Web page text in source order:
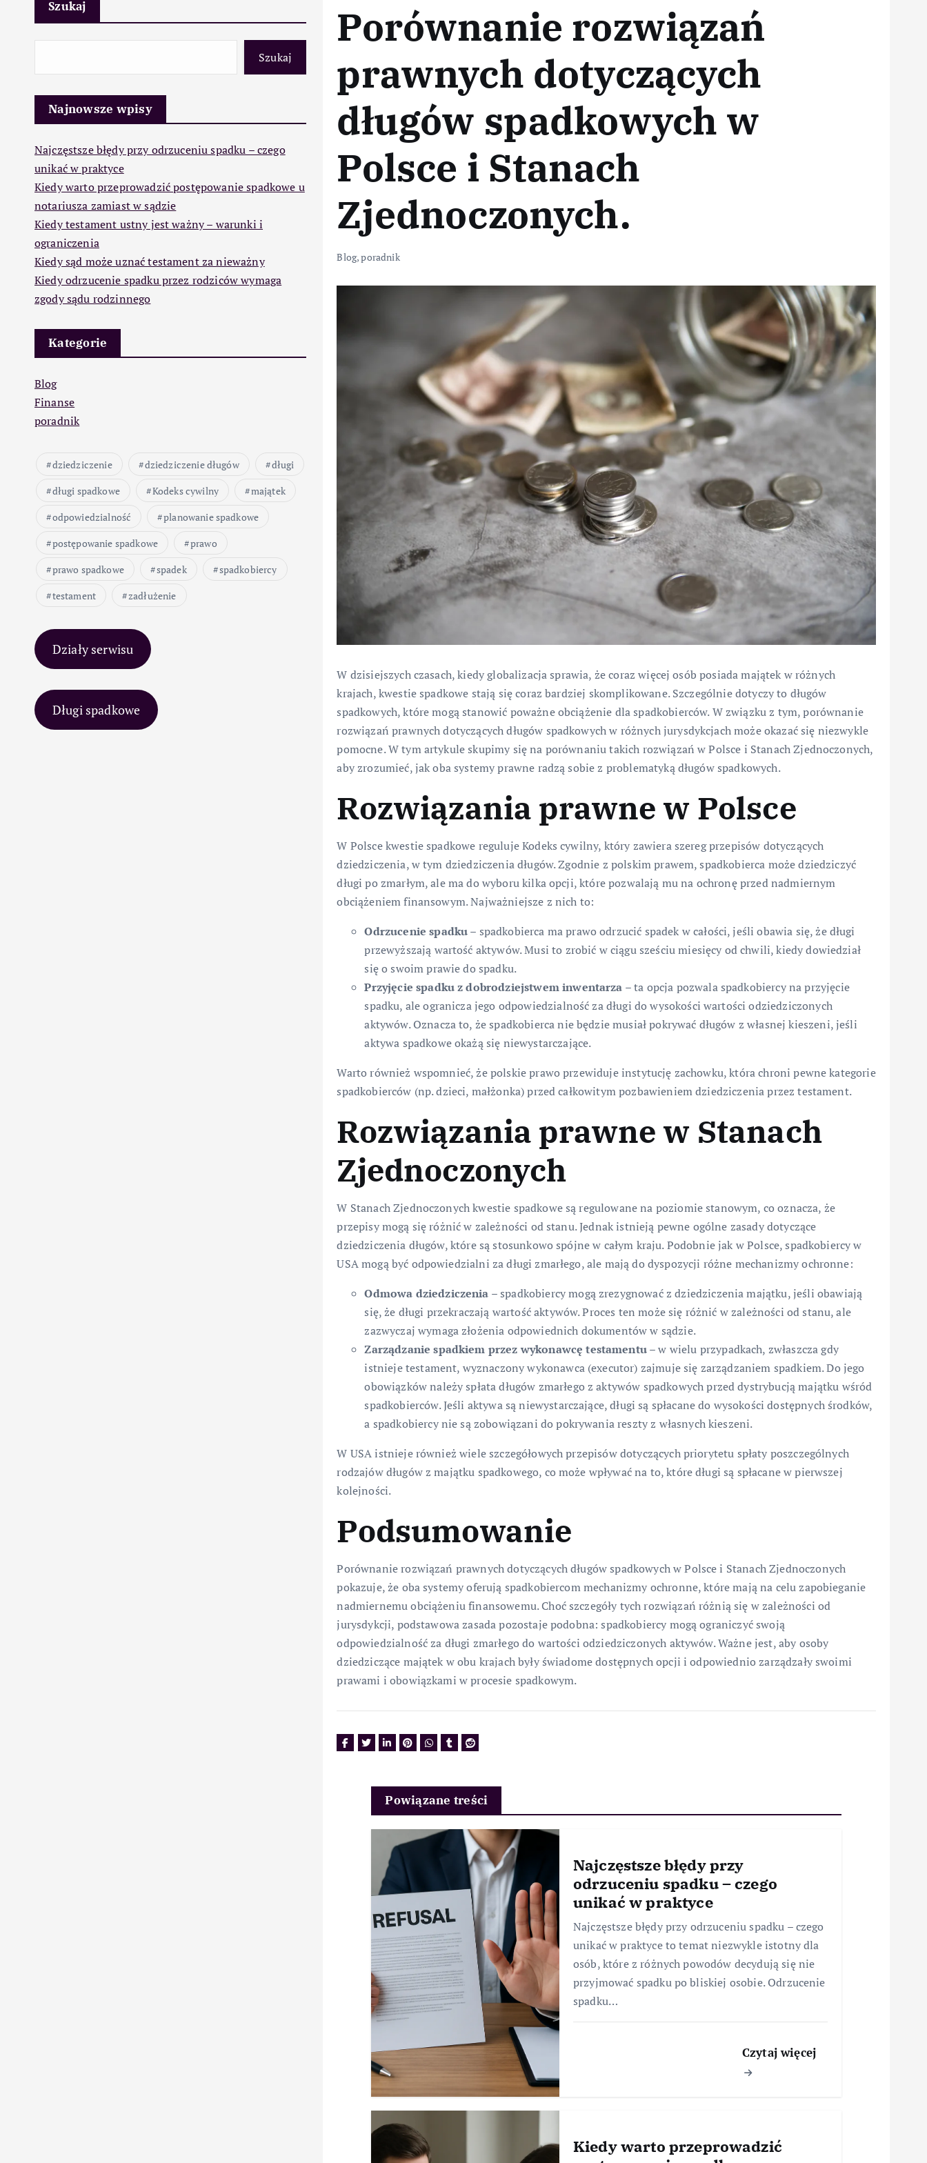
Szukaj
Szukaj
Najnowsze wpisy
Najczęstsze błędy przy odrzuceniu spadku – czego
unikać w praktyce
Kiedy warto przeprowadzić postępowanie spadkowe u
notariusza zamiast w sądzie
Kiedy testament ustny jest ważny – warunki i
ograniczenia
Kiedy sąd może uznać testament za nieważny
Kiedy odrzucenie spadku przez rodziców wymaga
zgody sądu rodzinnego
Kategorie
Blog
Finanse
poradnik
dziedziczenie dziedziczenie długów
długi
długi spadkowe
Kodeks cywilny
majątek
odpowiedzialność
planowanie spadkowe
postępowanie spadkowe
prawo
prawo spadkowe
spadek
spadkobiercy
testament
zadłużenie
Działy serwisu
Długi spadkowe
Porównanie rozwiązań
prawnych dotyczących
długów spadkowych w
Polsce i Stanach
Zjednoczonych.
Blog,poradnik
W dzisiejszych czasach, kiedy globalizacja sprawia, że coraz więcej osób posiada majątek w różnych
krajach, kwestie spadkowe stają się coraz bardziej skomplikowane. Szczególnie dotyczy to długów
spadkowych, które mogą stanowić poważne obciążenie dla spadkobierców. W związku z tym, porównanie
rozwiązań prawnych dotyczących długów spadkowych w różnych jurysdykcjach może okazać się niezwykle
pomocne. W tym artykule skupimy się na porównaniu takich rozwiązań w Polsce i Stanach Zjednoczonych,
aby zrozumieć, jak oba systemy prawne radzą sobie z problematyką długów spadkowych.
Rozwiązania prawne w Polsce
W Polsce kwestie spadkowe reguluje Kodeks cywilny, który zawiera szereg przepisów dotyczących
dziedziczenia, w tym dziedziczenia długów. Zgodnie z polskim prawem, spadkobierca może dziedziczyć
długi po zmarłym, ale ma do wyboru kilka opcji, które pozwalają mu na ochronę przed nadmiernym
obciążeniem finansowym. Najważniejsze z nich to:
Odrzucenie spadku– spadkobierca ma prawo odrzucić spadek w całości, jeśli obawia się, że długi
przewyższają wartość aktywów. Musi to zrobić w ciągu sześciu miesięcy od chwili, kiedy dowiedział
się o swoim prawie do spadku.
Przyjęcie spadku z dobrodziejstwem inwentarza – ta opcja pozwala spadkobiercy na przyjęcie
spadku, ale ogranicza jego odpowiedzialność za długi do wysokości wartości odziedziczonych
aktywów. Oznacza to, że spadkobierca nie będzie musiał pokrywać długów z własnej kieszeni, jeśli
aktywa spadkowe okażą się niewystarczające.
Warto również wspomnieć, że polskie prawo przewiduje instytucję zachowku, która chroni pewne kategorie
spadkobierców (np. dzieci, małżonka) przed całkowitym pozbawieniem dziedziczenia przez testament.
Rozwiązania prawne w Stanach
Zjednoczonych
W Stanach Zjednoczonych kwestie spadkowe są regulowane na poziomie stanowym, co oznacza, że
przepisy mogą się różnić w zależności od stanu. Jednak istnieją pewne ogólne zasady dotyczące
dziedziczenia długów, które są stosunkowo spójne w całym kraju. Podobnie jak w Polsce, spadkobiercy w
USA mogą być odpowiedzialni za długi zmarłego, ale mają do dyspozycji różne mechanizmy ochronne:
Odmowa dziedziczenia – spadkobiercy mogą zrezygnować z dziedziczenia majątku, jeśli obawiają
się, że długi przekraczają wartość aktywów. Proces ten może się różnić w zależności od stanu, ale
zazwyczaj wymaga złożenia odpowiednich dokumentów w sądzie.
Zarządzanie spadkiem przez wykonawcę testamentu– w wielu przypadkach, zwłaszcza gdy
istnieje testament, wyznaczony wykonawca (executor) zajmuje się zarządzaniem spadkiem. Do jego
obowiązków należy spłata długów zmarłego z aktywów spadkowych przed dystrybucją majątku wśród
spadkobierców. Jeśli aktywa są niewystarczające, długi są spłacane do wysokości dostępnych środków,
a spadkobiercy nie są zobowiązani do pokrywania reszty z własnych kieszeni.
W USA istnieje również wiele szczegółowych przepisów dotyczących priorytetu spłaty poszczególnych
rodzajów długów z majątku spadkowego, co może wpływać na to, które długi są spłacane w pierwszej
kolejności.
Podsumowanie
Porównanie rozwiązań prawnych dotyczących długów spadkowych w Polsce i Stanach Zjednoczonych
pokazuje, że oba systemy oferują spadkobiercom mechanizmy ochronne, które mają na celu zapobieganie
nadmiernemu obciążeniu finansowemu. Choć szczegóły tych rozwiązań różnią się w zależności od
jurysdykcji, podstawowa zasada pozostaje podobna: spadkobiercy mogą ograniczyć swoją
odpowiedzialność za długi zmarłego do wartości odziedziczonych aktywów. Ważne jest, aby osoby
dziedziczące majątek w obu krajach były świadome dostępnych opcji i odpowiednio zarządzały swoimi
prawami i obowiązkami w procesie spadkowym.
Powiązane treści
Najczęstsze błędy przy
odrzuceniu spadku – czego
unikać w praktyce
Najczęstsze błędy przy odrzuceniu spadku – czego
unikać w praktyce to temat niezwykle istotny dla
osób, które z różnych powodów decydują się nie
przyjmować spadku po bliskiej osobie. Odrzucenie
spadku…
Czytaj więcej
Kiedy warto przeprowadzić